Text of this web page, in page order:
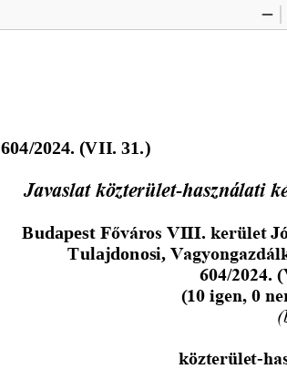
604/2024. (VII. 31.)
Javaslat közterület-használati
Budapest Főváros VIII. kerület
Tulajdonosi,
604/2024.
(10 igen, 0
közterület-